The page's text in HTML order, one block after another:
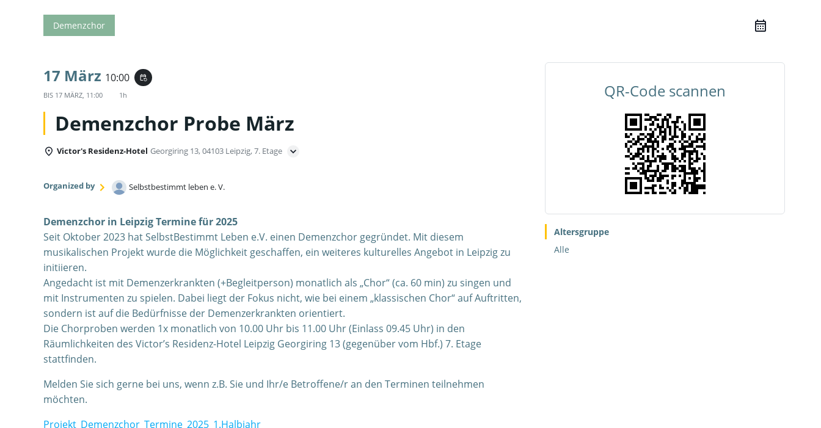
Demenzchor
17 März 10:00 event_repeat
BIS 17 MÄRZ, 11:00 1h
Demenzchor Probe März
Victor's Residenz-Hotel Georgiring 13, 04103 Leipzig, 7. Etage
Organized by Selbstbestimmt leben e. V.
Demenzchor in Leipzig Termine für 2025
Seit Oktober 2023 hat SelbstBestimmt Leben e.V. einen Demenzchor gegründet. Mit diesem
musikalischen Projekt wurde die Möglichkeit geschaffen, ein weiteres kulturelles Angebot in Leipzig zu
initiieren.
Angedacht ist mit Demenzerkrankten (+Begleitperson) monatlich als „Chor“ (ca. 60 min) zu singen und
mit Instrumenten zu spielen. Dabei liegt der Fokus nicht, wie bei einem „klassischen Chor“ auf Auftritten,
sondern ist auf die Bedürfnisse der Demenzerkrankten orientiert.
Die Chorproben werden 1x monatlich von 10.00 Uhr bis 11.00 Uhr (Einlass 09.45 Uhr) in den
Räumlichkeiten des Victor’s Residenz-Hotel Leipzig Georgiring 13 (gegenüber vom Hbf.) 7. Etage
stattfinden.
Melden Sie sich gerne bei uns, wenn z.B. Sie und Ihr/e Betroffene/r an den Terminen teilnehmen
möchten.
Projekt_Demenzchor_Termine_2025_1.Halbjahr
QR-Code scannen
Altersgruppe
Alle